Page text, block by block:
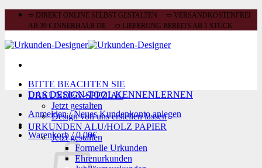
Zum
➱ DIREKT ONLINE SELBST GESTALTEN ➱ VERSANDKOSTENFREI
AB 39 € INNERHALB DE ➱ LIEFERUNG BEREITS AB 1 STÜCK
BITTE BEACHTEN SIE
DAS DESIGN-TOOL KENNENLERNEN
Anmelden / Neues Kundenkonto anlegen
Warenkorb /0,00€
URKUNDEN-SPEZIAL
Jetzt gestalten
Design von uns erstellen lassen
URKUNDEN ALU/HOLZ PAPIER
Jetzt gestalten
Formelle Urkunden
Ehrenurkunden